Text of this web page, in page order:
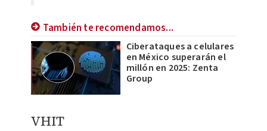
También te recomendamos...
Ciberataques a celulares
en México superarán el
millón en 2025: Zenta
Group
VHIT